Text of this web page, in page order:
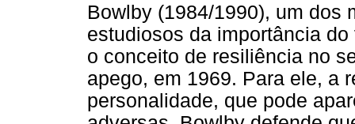
Bowlby (1984/1990), um dos
estudiosos da importância
o conceito de resiliência no
apego, em 1969. Para ele, a
personalidade, que pode